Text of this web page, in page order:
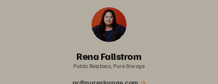
Rena Fallstrom
Public Relations, Pure Storage
pr@purestorage.com